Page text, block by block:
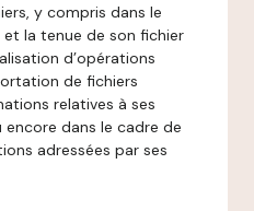
y compris dans le
la tenue de son fichier
d’opérations
de fichiers
relatives à ses
dans le cadre de
adressées par ses